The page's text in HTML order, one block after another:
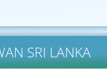
SRI LANKA